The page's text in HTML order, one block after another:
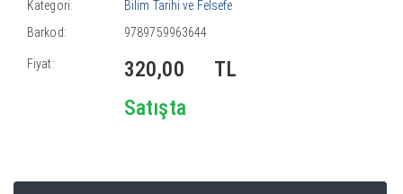
Kategori:
Bilim Tarihi ve Felsefe
Barkod:
9789759963644
Fiyat: 320,00
TL
Satışta